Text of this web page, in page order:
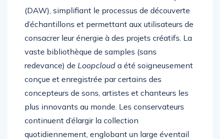
directement dans la station audio numérique
(DAW), simplifiant le processus de découverte
d’échantillons et permettant aux utilisateurs de
consacrer leur énergie à des projets créatifs. La
vaste bibliothèque de samples (sans
redevance) de Loopclouda été soigneusement
conçue et enregistrée par certains des
concepteurs de sons, artistes et chanteurs les
plus innovants au monde. Les conservateurs
continuent d’élargir la collection